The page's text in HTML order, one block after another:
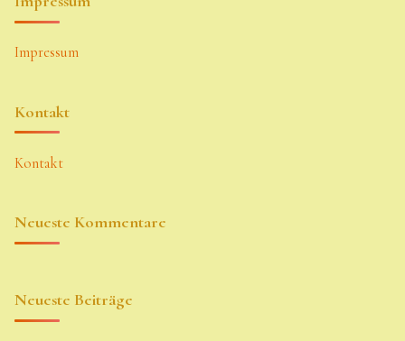
Impressum
Kontakt
Kontakt
Neueste Kommentare
Neueste Beiträge